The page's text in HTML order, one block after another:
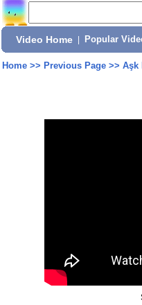
Video Home Popular
Home>> Previous Page>> Aşk